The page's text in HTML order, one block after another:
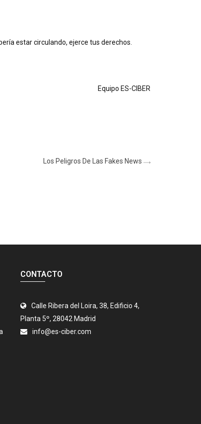
estar circulando, ejerce tus derechos.
Equipo ES-CIBER
Los Peligros De Las Fakes News
CONTACTO
Calle Ribera del Loira, 38, Edificio 4,
Planta 5º, 28042 Madrid
info@es-ciber.com